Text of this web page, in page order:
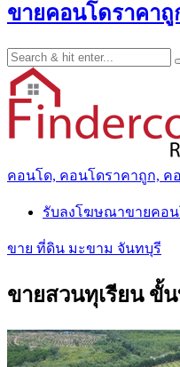
ขายคอนโดราคาถู
คอนโด, คอนโดราคาถูก, ค
รับลงโฆษณาขายคอน
ขาย ที่ดิน มะขาม จันทบุรี
ขายสวนทุเรียน ขั้